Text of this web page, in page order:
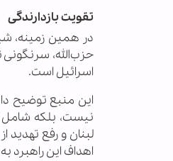
تقویت بازدارندگی
در همین زمینه،
حزب‌الله، سرنگونی
اسرائیل است.
این منبع توضیح
نیست، بلکه شامل
لبنان و رفع
اهداف این راهبرد